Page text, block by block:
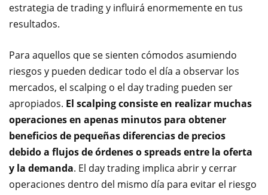
estrategia de trading y influirá enormemente en tus
resultados.
Para aquellos que se sienten cómodos asumiendo
riesgos y pueden dedicar todo el día a observar los
mercados, el scalping o el day trading pueden ser
apropiados. El scalping consiste en realizar muchas
operaciones en apenas minutos para obtener
beneficios de pequeñas diferencias de precios
debido a flujos de órdenes o spreads entre la oferta
y la demanda. El day trading implica abrir y cerrar
operaciones dentro del mismo día para evitar el riesgo